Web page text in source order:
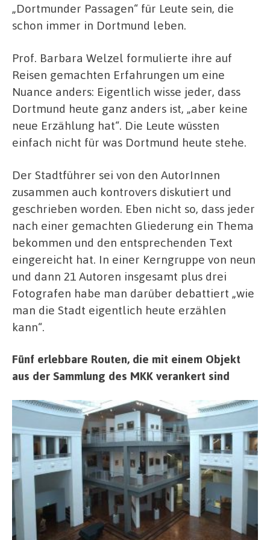
„Dortmunder Passagen“ für Leute sein, die
schon immer in Dortmund leben.
Prof. Barbara Welzel formulierte ihre auf
Reisen gemachten Erfahrungen um eine
Nuance anders: Eigentlich wisse jeder, dass
Dortmund heute ganz anders ist, „aber keine
neue Erzählung hat“. Die Leute wüssten
einfach nicht für was Dortmund heute stehe.
Der Stadtführer sei von den AutorInnen
zusammen auch kontrovers diskutiert und
geschrieben worden. Eben nicht so, dass jeder
nach einer gemachten Gliederung ein Thema
bekommen und den entsprechenden Text
eingereicht hat. In einer Kerngruppe von neun
und dann 21 Autoren insgesamt plus drei
Fotografen habe man darüber debattiert „wie
man die Stadt eigentlich heute erzählen
kann“.
Fünf erlebbare Routen, die mit einem Objekt
aus der Sammlung des MKK verankert sind